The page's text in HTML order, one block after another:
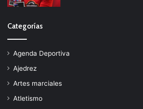
Categorías
Agenda Deportiva
Ajedrez
Artes marciales
Atletismo